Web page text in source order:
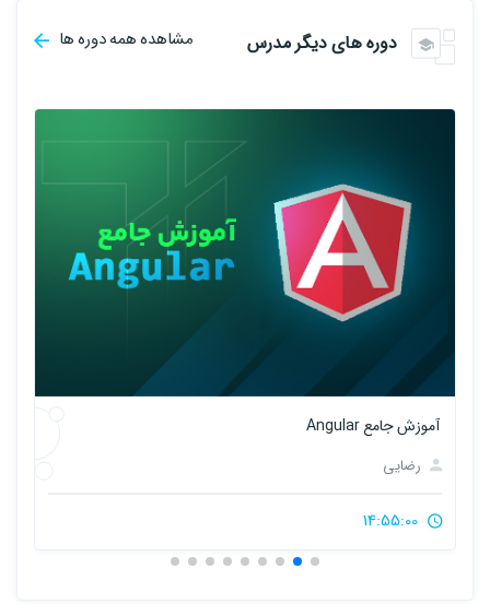
دوره های دیگر مدرس مشاهده همه دوره ها
آموزش Design Pattern ها در سی شارپ
رضایی